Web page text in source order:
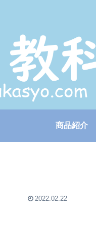
商品紹介
2022.02.22